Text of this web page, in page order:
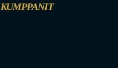
KUMPPANIT